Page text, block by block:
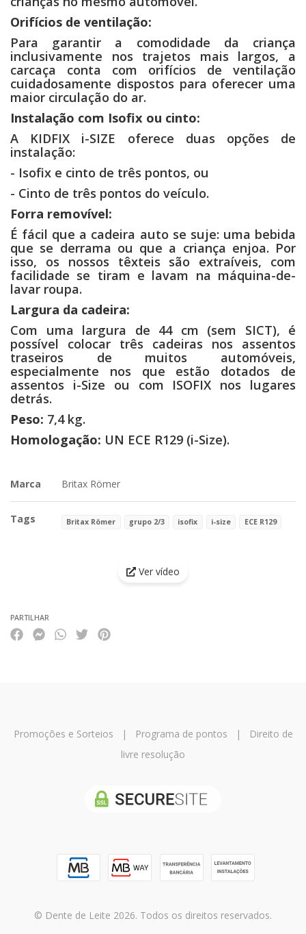
Orifícios de ventilação:
Para garantir a comodidade da criança
inclusivamente nos trajetos mais largos, a
carcaça conta com orifícios de ventilação
cuidadosamente dispostos para oferecer uma
maior circulação do ar.
Instalação com Isofix ou cinto:
A KIDFIX i-SIZE oferece duas opções de
instalação:
- Isofix e cinto de três pontos, ou
- Cinto de três pontos do veículo.
Forra removível:
É fácil que a cadeira auto se suje: uma bebida
que se derrama ou que a criança enjoa. Por
isso, os nossos têxteis são extraíveis, com
facilidade se tiram e lavam na máquina-de-
lavar roupa.
Largura da cadeira:
Com uma largura de 44 cm (sem SICT), é
possível colocar três cadeiras nos assentos
traseiros de muitos automóveis,
especialmente nos que estão dotados de
assentos i-Size ou com ISOFIX nos lugares
detrás.
Peso: 7,4 kg.
Homologação: UN ECE R129 (i-Size).
Marca Britax Römer
Tags Britax Römer grupo 2/3 isofix i-size ECE R129
Ver vídeo
PARTILHAR
Promoções e Sorteios | Programa de pontos |
Direito de
livre resolução
© Dente de Leite 2026. Todos os direitos reservados.